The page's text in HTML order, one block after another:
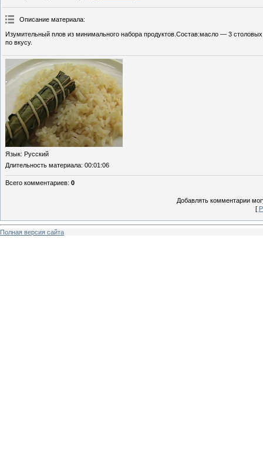
Описание материала:
Изумительный плов из минимального набора продуктов.Состав:масло — 3
по вкусу.
Язык: Русский
Длительность материала: 00:01:06
Всего комментариев: 0
Добавлять комментарии
[
Полная версия сайта